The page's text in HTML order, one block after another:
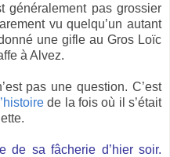
généralement pas grossier
vu quelqu’un autant
une gifle au Gros Loïc
à Alvez.
pas une question. C’est
l’histoirede la fois où il s’était
de sa fâcherie d’hier soir.